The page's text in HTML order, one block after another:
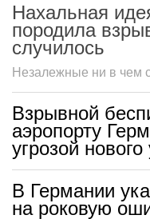
Нахальная
породила
случилось
Незалежные ни в чем
Взрывной
аэропорту
угрозой
В Германии
на роковую